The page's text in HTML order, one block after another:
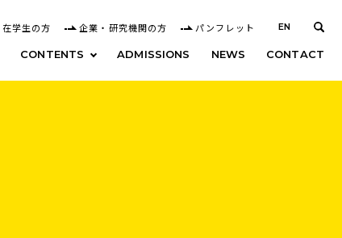
在学生の方 企業・研究機関の方 パンフレット EN
CONTENTS ADMISSIONS NEWS CONTACT